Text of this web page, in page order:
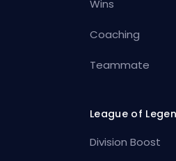
Wins
Coaching
Teammate
League of
Division Boost